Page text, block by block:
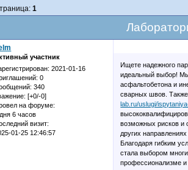
1
участник
: 2021-01-16
0
340
[+0/-0]
на форуме:
6 часов
визит:
01-25 12:46:57
Ищете надежного
идеальный выбор!
асфальтобетона и
сварных швов.
lab.ru/uslugi/
возможных рисков и
других
Благодаря гибким
стала выбором
профессионализме и